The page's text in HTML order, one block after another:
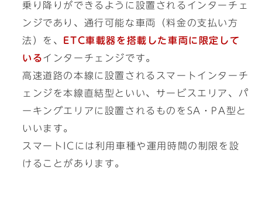
乗り降りができるように設置されるインターチェ
ンジであり、通行可能な車両（料金の支払い方
法）を、 ETC車載器を搭載した車両に限定して
いるインターチェンジです。
高速道路の本線に設置されるスマートインターチ
ェンジを本線直結型といい、サービスエリア、パ
ーキングエリアに設置されるものをSA・PA型と
いいます。
スマートICには利用車種や運用時間の制限を設
けることがあります。